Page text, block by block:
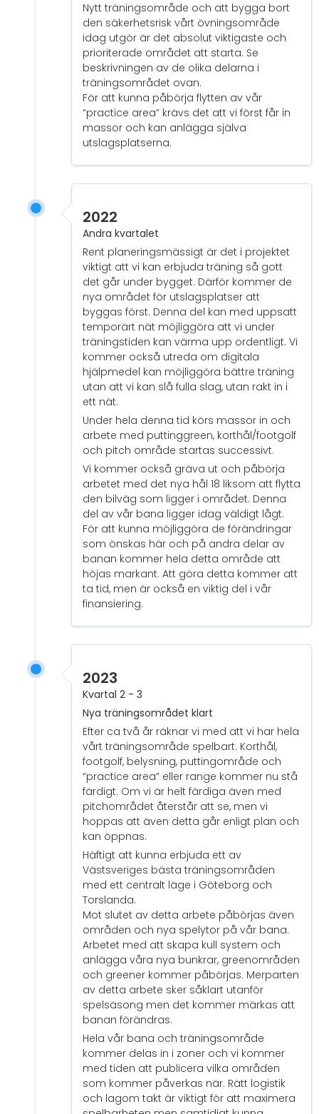
Nytt träningsområde och att bygga bort
den säkerhetsrisk vårt övningsområde
idag utgör är det absolut viktigaste och
prioriterade området att starta. Se
beskrivningen av de olika delarna i
träningsområdet ovan.
För att kunna påbörja flytten av vår
“practice area” krävs det att vi först får in
massor och kan anlägga själva
utslagsplatserna.
2022
Andra kvartalet
Rent planeringsmässigt är det i projektet
viktigt att vi kan erbjuda träning så gott
det går under bygget. Därför kommer de
nya området för utslagsplatser att
byggas först. Denna del kan med uppsatt
temporärt nät möjliggöra att vi under
träningstiden kan värma upp ordentligt. Vi
kommer också utreda om digitala
hjälpmedel kan möjliggöra bättre träning
utan att vi kan slå fulla slag, utan rakt in i
ett nät.
Under hela denna tid körs massor in och
arbete med puttinggreen, korthål/footgolf
och pitch område startas successivt.
Vi kommer också gräva ut och påbörja
arbetet med det nya hål 18 liksom att flytta
den bilväg som ligger i området. Denna
del av vår bana ligger idag väldigt lågt.
För att kunna möjliggöra de förändringar
som önskas här och på andra delar av
banan kommer hela detta område att
höjas markant. Att göra detta kommer att
ta tid, men är också en viktig del i vår
finansiering.
2023
Kvartal 2 - 3
Nya träningsområdet klart
Efter ca två år räknar vi med att vi har hela
vårt träningsområde spelbart. Korthål,
footgolf, belysning, puttingområde och
“practice area” eller range kommer nu stå
färdigt. Om vi är helt färdiga även med
pitchområdet återstår att se, men vi
hoppas att även detta går enligt plan och
kan öppnas.
Häftigt att kunna erbjuda ett av
Västsveriges bästa träningsområden
med ett centralt läge i Göteborg och
Torslanda.
Mot slutet av detta arbete påbörjas även
områden och nya spelytor på vår bana.
Arbetet med att skapa kull system och
anlägga våra nya bunkrar, greenområden
och greener kommer påbörjas. Merparten
av detta arbete sker såklart utanför
spelsäsong men det kommer märkas att
banan förändras.
Hela vår bana och träningsområde
kommer delas in i zoner och vi kommer
med tiden att publicera vilka områden
som kommer påverkas när. Rätt logistik
och lagom takt är viktigt för att maximera